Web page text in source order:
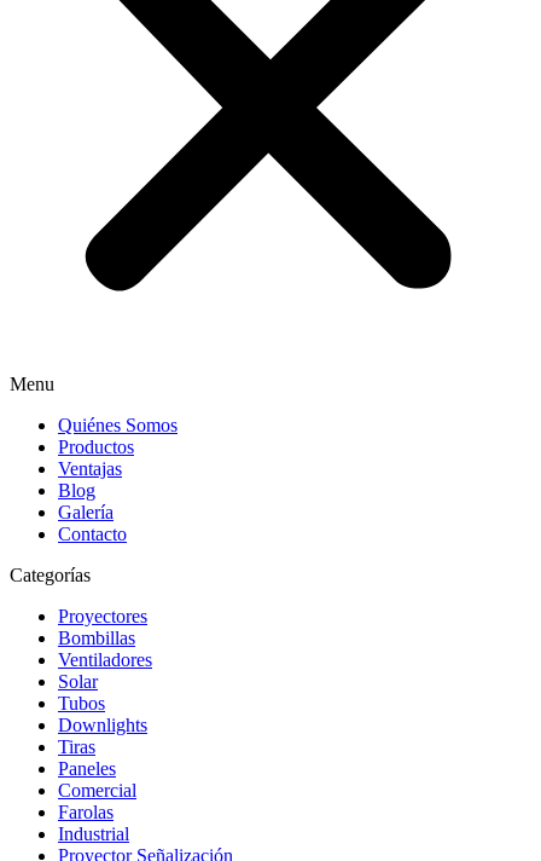
Menu
Quiénes Somos
Productos
Ventajas
Blog
Galería
Contacto
Categorías
Proyectores
Bombillas
Ventiladores
Solar
Tubos
Downlights
Tiras
Paneles
Comercial
Farolas
Industrial
Proyector Señalización